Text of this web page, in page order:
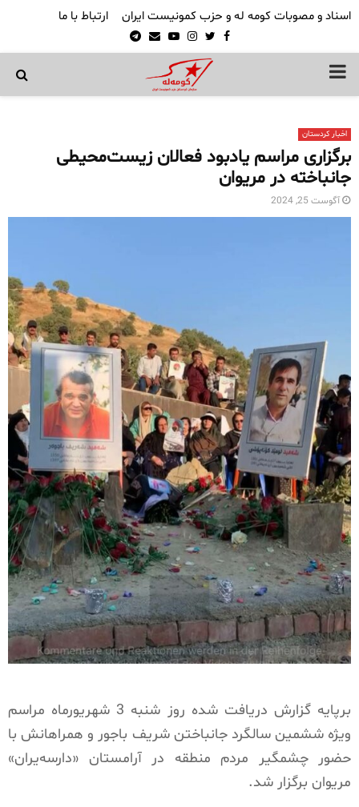
اسناد و مصوبات کومه له و حزب کمونیست ایران ارتباط با ما
Facebook
Twitter
Instagram
Youtube
Email
Telegram
PRIMARY
اخبار کردستان
برگزاری مراسم یادبود فعالان زیست‌محیطی
جانباخته در مریوان
آگوست 25, 2024
برپایه گزارش دریافت شده روز شنبه 3 شهریورماه مراسم
ویژه ششمین سالگرد جانباختن شریف باجور و همراهانش با
حضور چشمگیر مردم منطقه در آرامستان «دارسه‌یران»
مریوان برگزار شد.